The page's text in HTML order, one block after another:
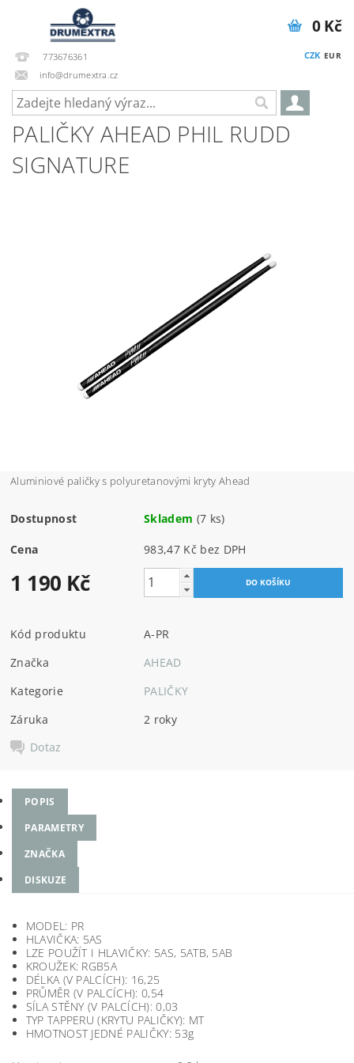
773676361
info@drumextra.cz
CZK EUR
0 Kč
PALIČKY AHEAD PHIL RUDD
SIGNATURE
Aluminiové paličky s polyuretanovými kryty Ahead
Dostupnost Skladem (7 ks)
Cena 983,47 Kč bez DPH
1 190 Kč
Kód produktu
A-PR
Značka
AHEAD
Kategorie
PALIČKY
Záruka
2 roky
Dotaz
POPIS
PARAMETRY
ZNAČKA
DISKUZE
MODEL: PR
HLAVIČKA: 5AS
LZE POUŽÍT I HLAVIČKY: 5AS, 5ATB, 5AB
KROUŽEK: RGB5A
DÉLKA (V PALCÍCH): 16,25
PRŮMĚR (V PALCÍCH): 0,54
SÍLA STĚNY (V PALCÍCH): 0,03
TYP TAPPERU (KRYTU PALIČKY): MT
HMOTNOST JEDNÉ PALIČKY: 53g